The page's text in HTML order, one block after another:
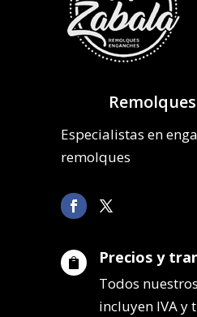
Especialistas en
remolques
 Precios y
Todos
incluyen IVA y